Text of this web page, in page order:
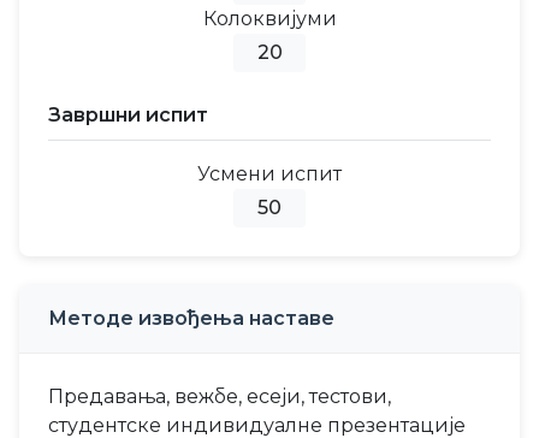
Колоквијуми
20
Завршни испит
Усмени испит
50
Методе извођења наставе
Предавања, вежбе, есеји, тестови,
студентске индивидуалне презентације